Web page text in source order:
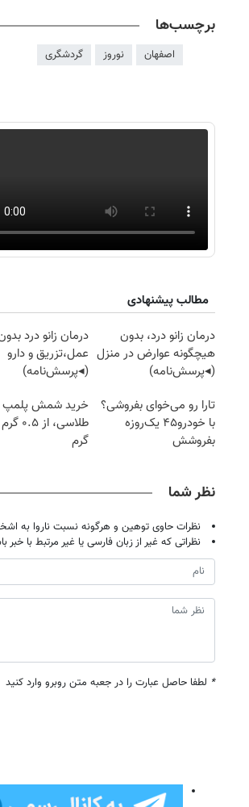
برچسب‌ها
اصفهان نوروز گردشگری
مطالب پیشنهادی
درمان زانو درد، بدون
هیچگونه عوارض در منزل
(◂پرسش‌نامه)
درمان زانو درد
عمل،تزریق و دارو
(◂پرسش‌نامه)
تارا رو می‌خوای بفروشی؟
با خودرو۴۵ یک‌روزه
بفروشش
خرید شمش پلمپ
گرم
نظر شما
نظرات حاوی توهین و هرگونه نسبت ناروا به
نظراتی که غیر از زبان فارسی یا غیر مرتبط با
* لطفا حاصل عبارت را در جعبه متن روبرو وارد کنید